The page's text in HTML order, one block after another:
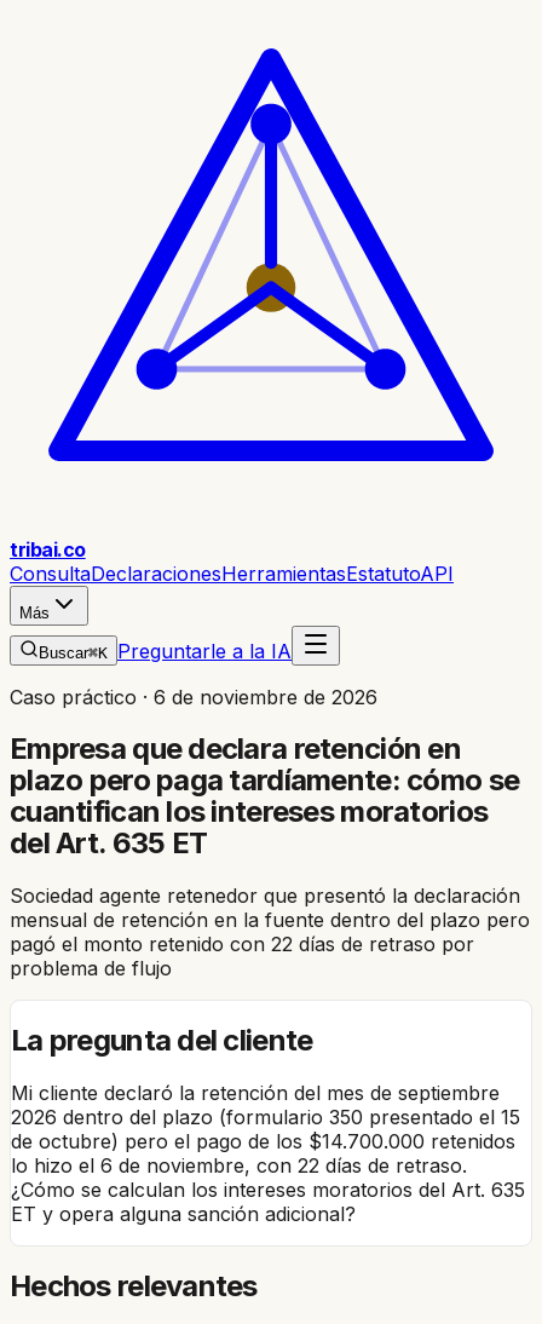
tribai.co
ConsultaDeclaracionesHerramientasEstatutoAPI
Más
Buscar⌘K Preguntarle a la IA
Caso práctico · 6 de noviembre de 2026
Empresa que declara retención en
plazo pero paga tardíamente: cómo se
cuantifican los intereses moratorios
del Art. 635 ET
Sociedad agente retenedor que presentó la declaración
mensual de retención en la fuente dentro del plazo pero
pagó el monto retenido con 22 días de retraso por
problema de flujo
La pregunta del cliente
Mi cliente declaró la retención del mes de septiembre
2026 dentro del plazo (formulario 350 presentado el 15
de octubre) pero el pago de los $14.700.000 retenidos
lo hizo el 6 de noviembre, con 22 días de retraso.
¿Cómo se calculan los intereses moratorios del Art. 635
ET y opera alguna sanción adicional?
Hechos relevantes